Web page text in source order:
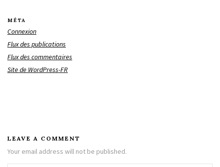
MÉTA
Connexion
Flux des publications
Flux des commentaires
Site de WordPress-FR
LEAVE A COMMENT
Your email address will not be published.